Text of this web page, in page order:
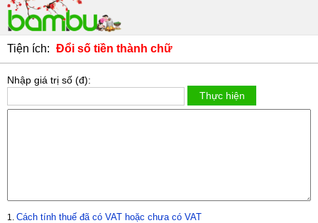
Tiện ích: Đổi số tiền thành chữ
Nhập giá trị số (đ):
1. Cách tính thuế đã có VAT hoặc chưa có VAT